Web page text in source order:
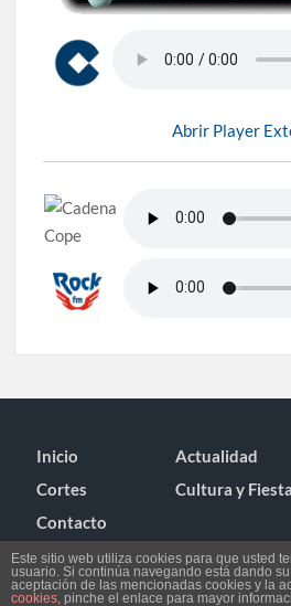
Abrir Player
Inicio Actualidad
Cortes
Cultura y
Contacto
Este sitio web utiliza cookies para que usted
usuario. Si continúa navegando está dando
aceptación de las mencionadas cookies y la
cookies, pinche el enlace para mayor